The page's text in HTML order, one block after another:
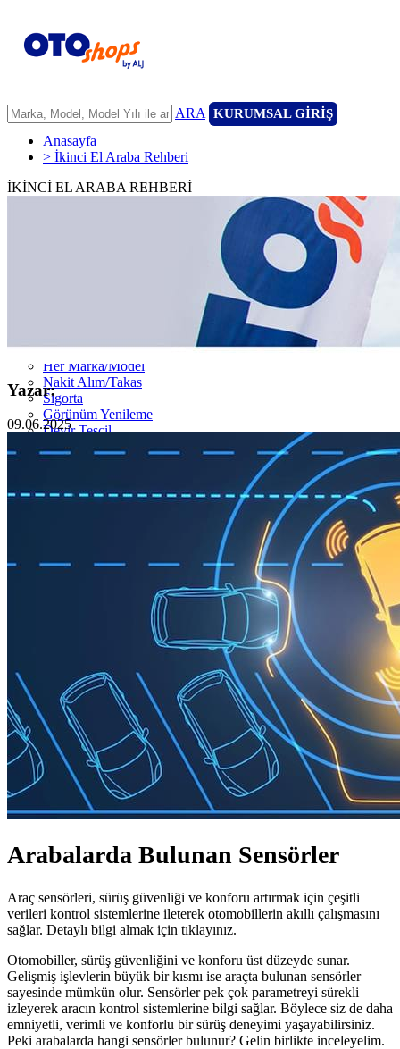
ARA KURUMSAL GİRİŞ
Garanti ve 7/24 Yol Yardımı
14 Günde Değişim
Her Marka/Model
Nakit Alım/Takas
Sigorta
Görünüm Yenileme
Devir Tescil
Otoshops Mobil
HAKKIMIZDA
Sıkça Sorulan Sorular
İLETİŞİM
Anasayfa
> İkinci El Araba Rehberi
İKİNCİ EL ARABA REHBERİ
Yazar:
09.06.2025
Arabalarda Bulunan Sensörler
Araç sensörleri, sürüş güvenliği ve konforu artırmak için çeşitli
verileri kontrol sistemlerine ileterek otomobillerin akıllı çalışmasını
sağlar. Detaylı bilgi almak için tıklayınız.
Otomobiller, sürüş güvenliğini ve konforu üst düzeyde sunar.
Gelişmiş işlevlerin büyük bir kısmı ise araçta bulunan sensörler
sayesinde mümkün olur. Sensörler pek çok parametreyi sürekli
izleyerek aracın kontrol sistemlerine bilgi sağlar. Böylece siz de daha
emniyetli, verimli ve konforlu bir sürüş deneyimi yaşayabilirsiniz.
Peki arabalarda hangi sensörler bulunur? Gelin birlikte inceleyelim.